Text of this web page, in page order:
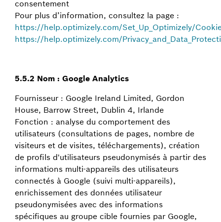
consentement
Pour plus d’information, consultez la page :
https://help.optimizely.com/Set_Up_Optimizely/
https://help.optimizely.com/
5.5.2 Nom : Google Analytics
Fournisseur : Google Ireland Limited, Gordon
House, Barrow Street, Dublin 4, Irlande
Fonction : analyse du comportement des
utilisateurs (consultations de pages, nombre de
visiteurs et de visites, téléchargements), création
de profils d'utilisateurs pseudonymisés à partir des
informations multi-appareils des utilisateurs
connectés à Google (suivi multi-appareils),
enrichissement des données utilisateur
pseudonymisées avec des informations
spécifiques au groupe cible fournies par Google,